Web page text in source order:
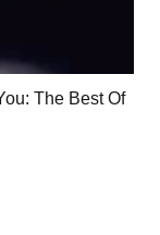
The Best Of